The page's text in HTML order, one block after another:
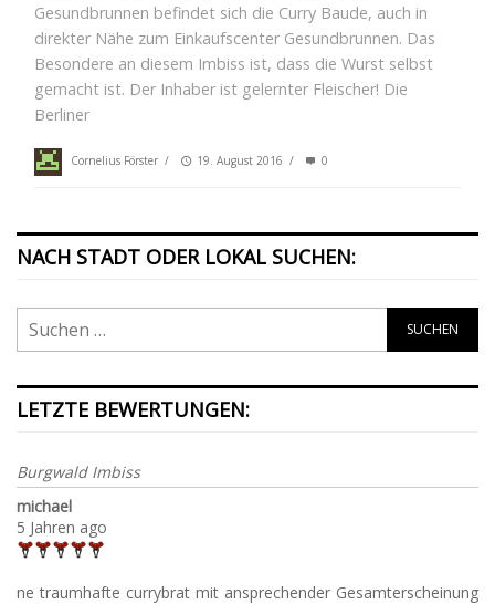
Gesundbrunnen befindet sich die Curry Baude, auch in
direkter Nähe zum Einkaufscenter Gesundbrunnen. Das
Besondere an diesem Imbiss ist, dass die Wurst selbst
gemacht ist. Der Inhaber ist gelernter Fleischer! Die
Berliner
Cornelius Förster / 19. August 2016 / 0
NACH STADT ODER LOKAL SUCHEN:
LETZTE BEWERTUNGEN:
Burgwald Imbiss
michael
5 Jahren ago
ne traumhafte currybrat mit ansprechender Gesamterscheinung